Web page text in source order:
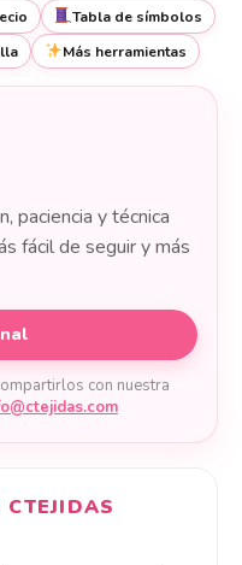
Tabla de símbolos
Más herramientas
paciencia y técnica
fácil de seguir y más
con nuestra